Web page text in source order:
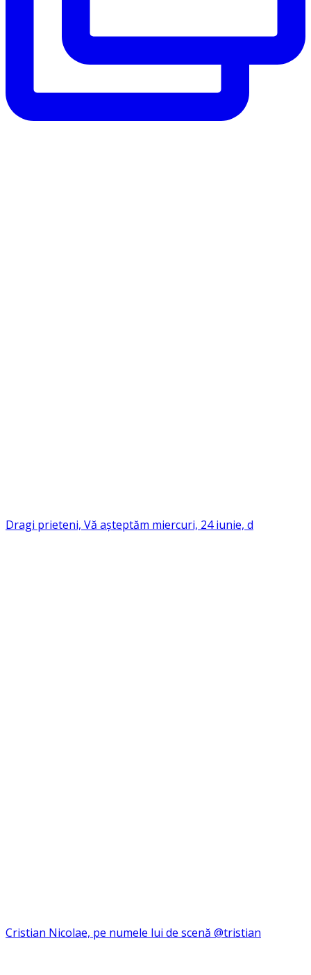
Dragi prieteni, Vă așteptăm miercuri, 24 iunie, d
Cristian Nicolae, pe numele lui de scenă @tristian